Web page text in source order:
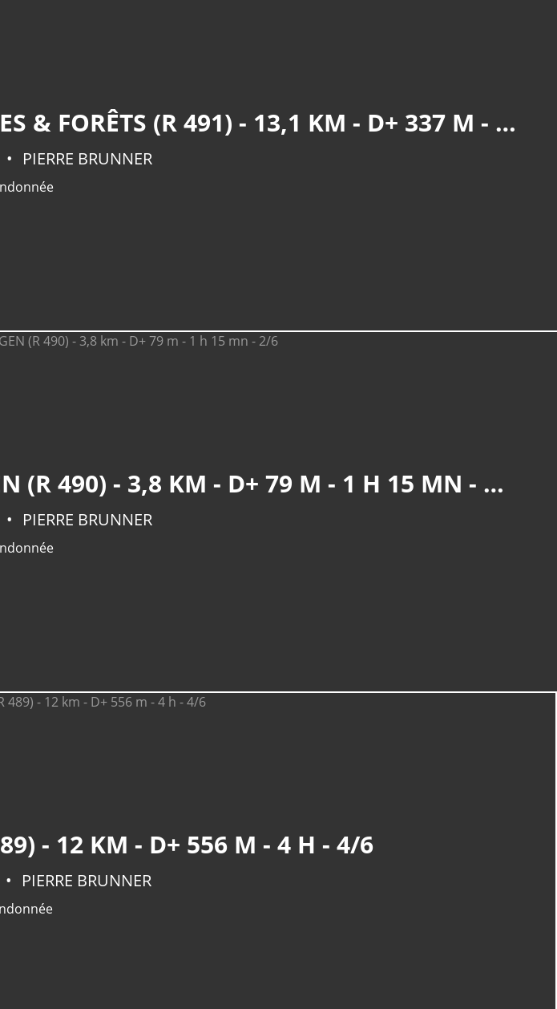
GUEBWILLER : ORSCHWIHR, ENTRE VIGNES & FORÊTS (R 491) - 13,1 KM - D+ 337 M - 3 H 30 MN - 2,5/6
PIERRE BRUNNER
VIEUX-THANN : DRACHENFELS ET RANGEN (R 490) - 3,8 KM - D+ 79 M - 1 H 15 MN - 2/6
PIERRE BRUNNER
- 12 KM - D+ 556 M - 4 H - 4/6
PIERRE BRUNNER